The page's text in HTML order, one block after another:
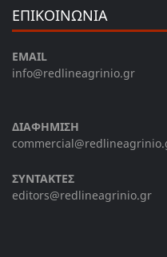
ΕΠΙΚΟΙΝΩΝΙΑ
EMAIL
info@redlineagrinio.gr
ΔΙΑΦΗΜΙΣΗ
ΣΥΝΤΑΚΤΕΣ
editors@redlineagrinio.gr